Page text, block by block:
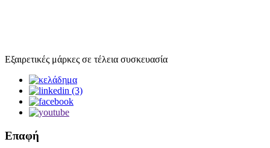
Εξαιρετικές μάρκες σε τέλεια συσκευασία
Επαφή